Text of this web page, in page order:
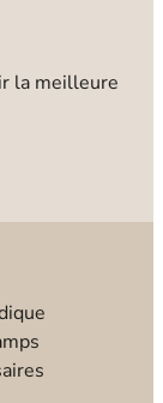
la meilleure